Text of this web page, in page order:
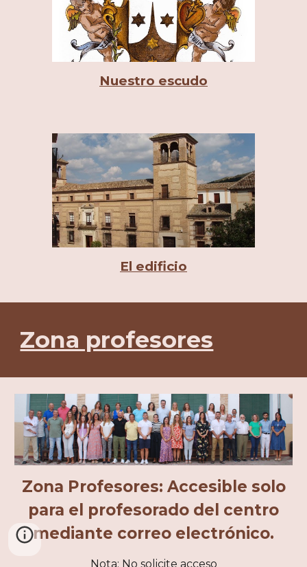
Nuestro escudo
El edificio
Zona profesores
Zona Profesores: Accesible solo
para el profesorado del centro
mediante correo electrónico.
Nota: No solicite acceso